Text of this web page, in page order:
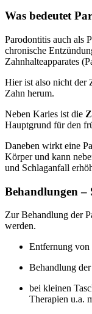
Was bedeutet
Parodontitis auch als
chronische
Zahnhalteapparates
Hier ist also nicht der
Zahn herum.
Neben Karies ist die
Hauptgrund für den
Daneben wirkt eine
Körper und kann
und Schlaganfall
Behandlungen –
Zur Behandlung der
werden.
Entfernung von
Behandlung
bei kleinen
Therapien u.a.